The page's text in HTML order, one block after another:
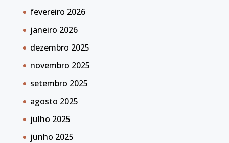
fevereiro 2026
janeiro 2026
dezembro 2025
novembro 2025
setembro 2025
agosto 2025
julho 2025
junho 2025